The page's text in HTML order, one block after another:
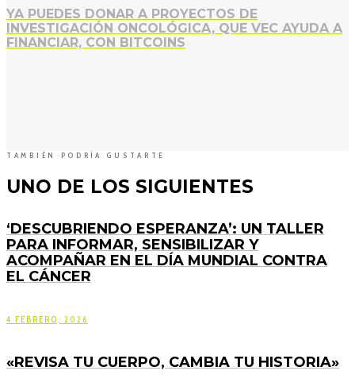
YA PUEDES DONAR A PROYECTOS DE
INVESTIGACIÓN ONCOLÓGICA, QUE VEC AYUDA A
FINANCIAR, CON BITCOINS
TAMBIÉN PODRÍA GUSTARTE
UNO DE LOS SIGUIENTES
‘DESCUBRIENDO ESPERANZA’: UN TALLER
PARA INFORMAR, SENSIBILIZAR Y
ACOMPAÑAR EN EL DÍA MUNDIAL CONTRA
EL CÁNCER
4 FEBRERO, 2026
«REVISA TU CUERPO, CAMBIA TU HISTORIA»